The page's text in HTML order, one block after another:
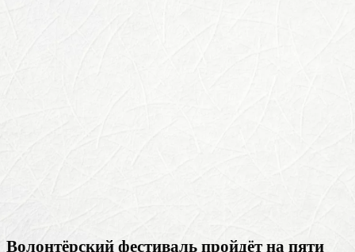
Волонтёрский фестиваль пройдёт на пяти